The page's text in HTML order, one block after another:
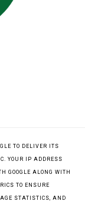
TO DELIVER ITS
YOUR IP ADDRESS
GOOGLE ALONG WITH
TO ENSURE
STATISTICS, AND